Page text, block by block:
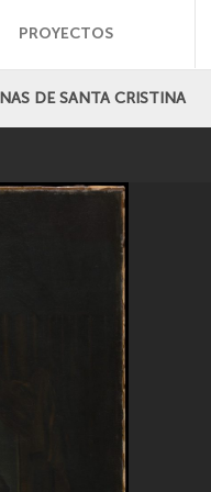
PROYECTOS
DE SANTA CRISTINA